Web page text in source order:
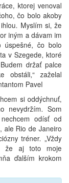
ktorej venoval
čo bolo akoby
Myslím si, že
iným a dávam im
úspešné, čo bolo
v Szegede, ktoré
držať palce
obstáli,“ zaželal
Pavel
si oddýchnuť,
nevydržím. Som
odísť od
ale Rio de Janeiro
tréner. „Vždy
že aj toto moje
ďalším krokom